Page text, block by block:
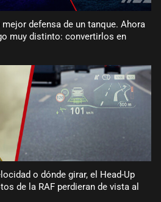
defensa de un tanque. Ahora
muy distinto: convertirlos en
o dónde girar, el Head-Up
de la RAF perdieran de vista al